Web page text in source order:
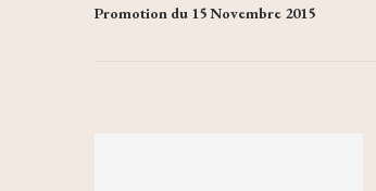
Promotion du 15 Novembre 2015